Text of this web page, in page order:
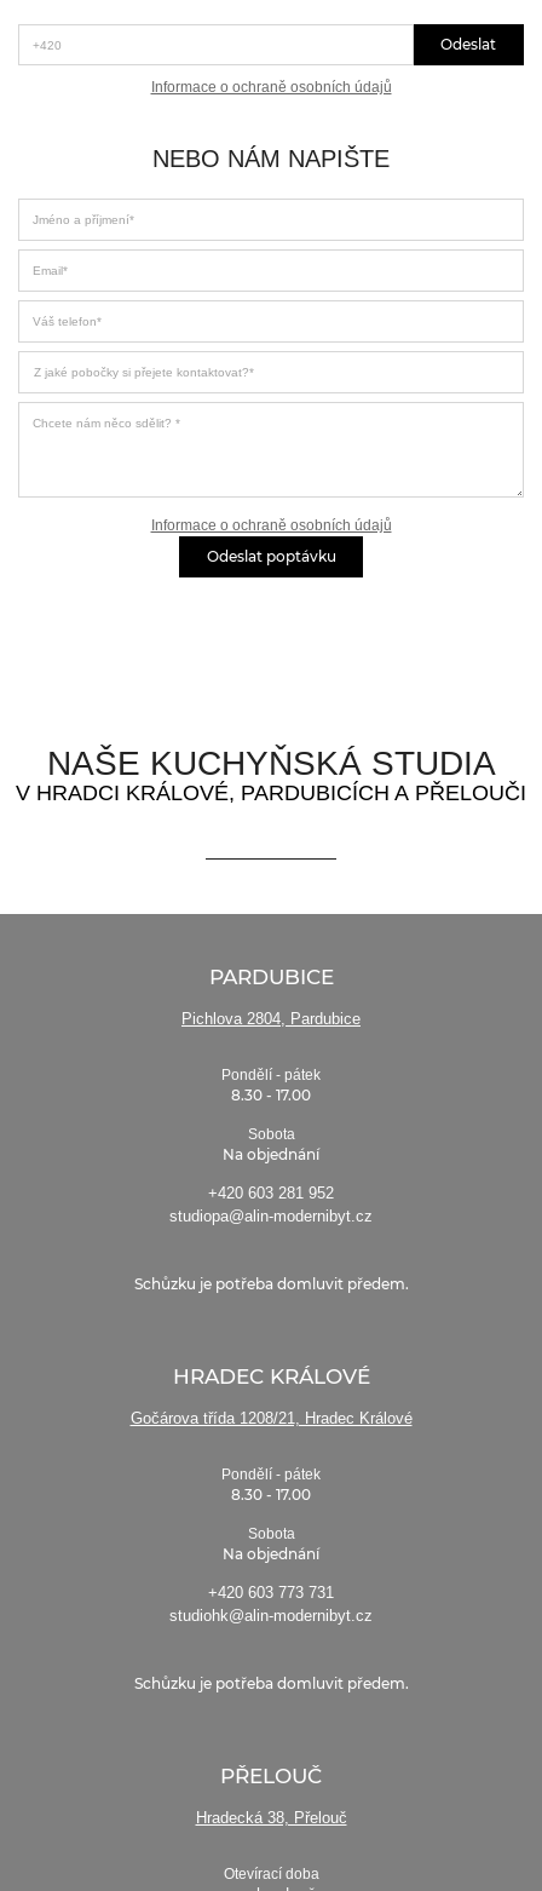
Odeslat
Informace o ochraně osobních údajů
NEBO NÁM NAPIŠTE
Informace o ochraně osobních údajů
Odeslat poptávku
NAŠE KUCHYŇSKÁ STUDIA
V HRADCI KRÁLOVÉ, PARDUBICÍCH A PŘELOUČI
PARDUBICE
Pichlova 2804, Pardubice
Pondělí - pátek
8.30 - 17.00
Sobota
Na objednání
+420 603 281 952
studiopa@alin-modernibyt.cz
Schůzku je potřeba domluvit předem.
HRADEC KRÁLOVÉ
Gočárova třída 1208/21, Hradec Králové
Pondělí - pátek
8.30 - 17.00
Sobota
Na objednání
+420 603 773 731
studiohk@alin-modernibyt.cz
Schůzku je potřeba domluvit předem.
PŘELOUČ
Hradecká 38, Přelouč
Otevírací doba